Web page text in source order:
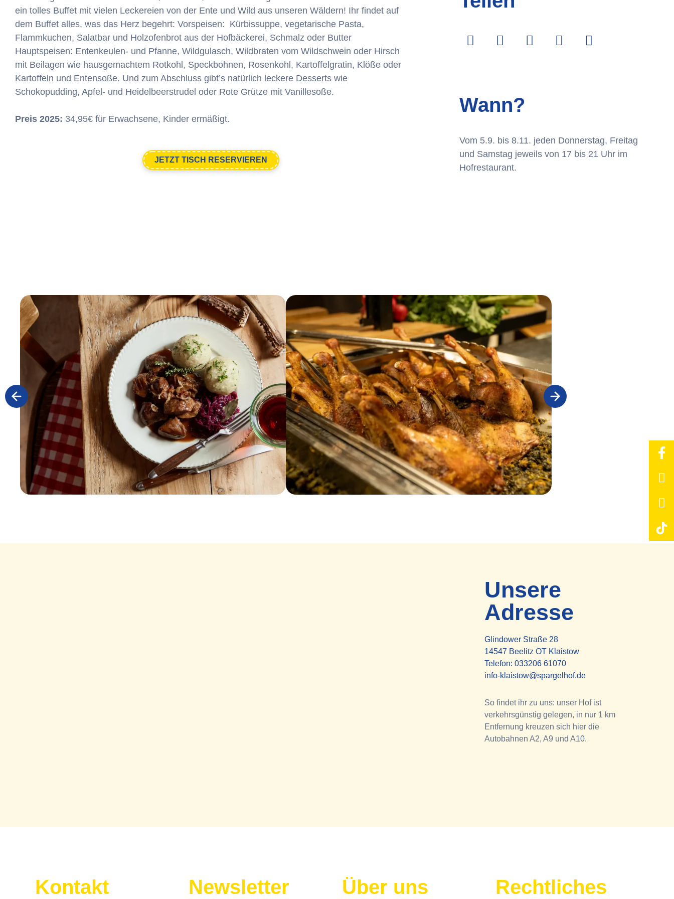
ein tolles Buffet mit vielen Leckereien von der Ente und Wild aus unseren Wäldern! Ihr findet auf
dem Buffet alles, was das Herz begehrt: Vorspeisen: Kürbissuppe, vegetarische Pasta,
Flammkuchen, Salatbar und Holzofenbrot aus der Hofbäckerei, Schmalz oder Butter
Hauptspeisen: Entenkeulen- und Pfanne, Wildgulasch, Wildbraten vom Wildschwein oder Hirsch
mit Beilagen wie hausgemachtem Rotkohl, Speckbohnen, Rosenkohl, Kartoffelgratin, Klöße oder
Kartoffeln und Entensoße. Und zum Abschluss gibt’s natürlich leckere Desserts wie
Schokopudding, Apfel- und Heidelbeerstrudel oder Rote Grütze mit Vanillesoße.
Preis 2025: 34,95€ für Erwachsene, Kinder ermäßigt.
JETZT TISCH RESERVIEREN
Wann?
Vom 5.9. bis 8.11. jeden Donnerstag, Freitag
und Samstag jeweils von 17 bis 21 Uhr im
Hofrestaurant.
Unsere
Adresse
Glindower Straße 28
14547 Beelitz OT Klaistow
Telefon: 033206 61070
info-klaistow@spargelhof.de
So findet ihr zu uns: unser Hof ist
verkehrsgünstig gelegen, in nur 1 km
Entfernung kreuzen sich hier die
Autobahnen A2, A9 und A10.
Kontakt Newsletter Über uns Rechtliches